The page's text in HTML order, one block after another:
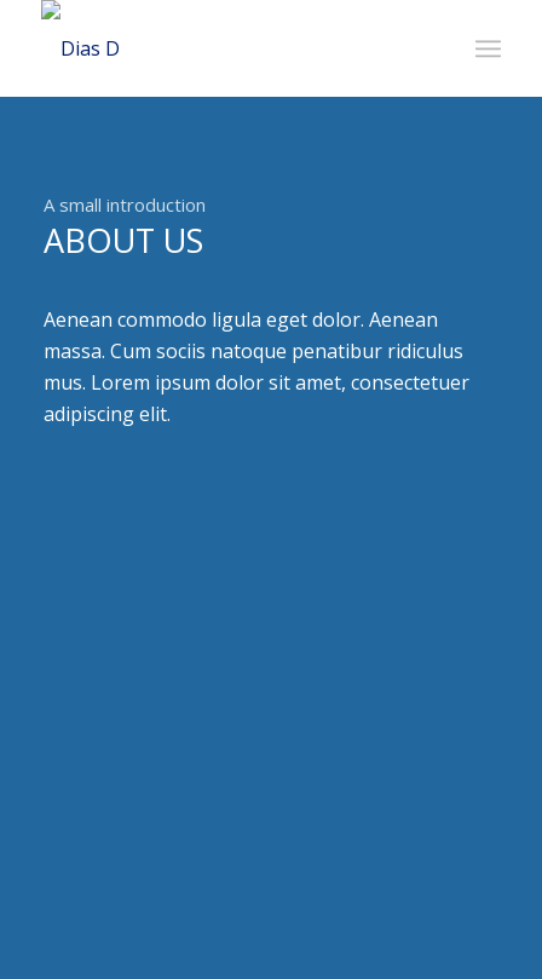
A small introduction
ABOUT US
Aenean commodo ligula eget dolor. Aenean
massa. Cum sociis natoque penatibur ridiculus
mus. Lorem ipsum dolor sit amet, consectetuer
adipiscing elit.